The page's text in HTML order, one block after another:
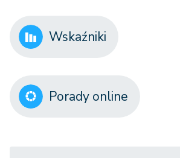
Wskaźniki
Porady online